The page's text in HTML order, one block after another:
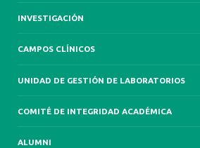
INVESTIGACIÓN
CAMPOS CLÍNICOS
UNIDAD DE GESTIÓN DE LABORATORIOS
COMITÉ DE INTEGRIDAD ACADÉMICA
ALUMNI